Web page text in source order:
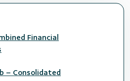
Financial
– Consolidated